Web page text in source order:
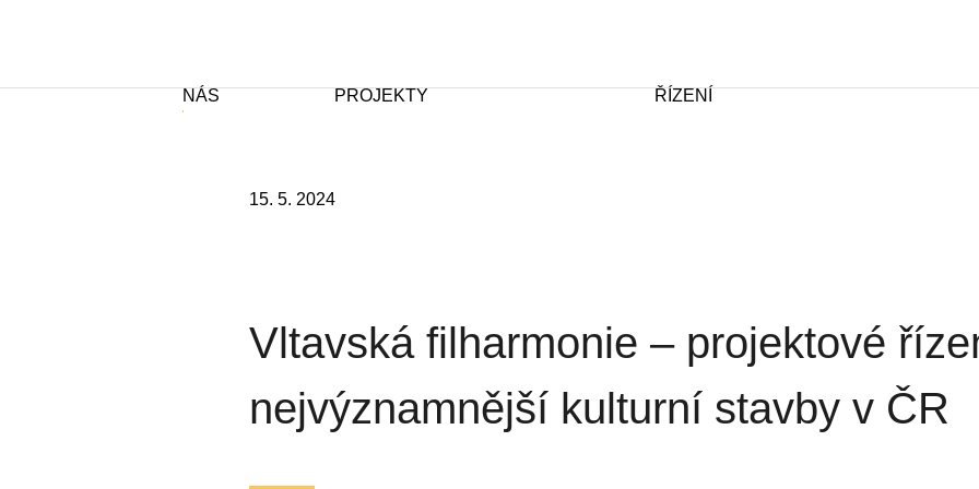
NÁS PROJEKTY ŘÍZENÍ
15. 5. 2024
Vltavská filharmonie – projektové
nejvýznamnější kulturní stavby v ČR